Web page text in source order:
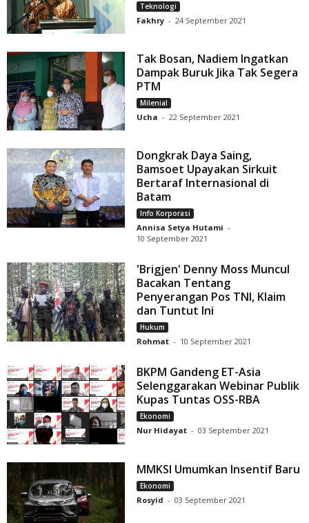
Teknologi
Fakhry - 24 September 2021
Tak Bosan, Nadiem Ingatkan
Dampak Buruk Jika Tak Segera
PTM
Milenial
Ucha - 22 September 2021
Dongkrak Daya Saing,
Bamsoet Upayakan Sirkuit
Bertaraf Internasional di
Batam
Info Korporasi
Annisa Setya Hutami -
10 September 2021
'Brigjen' Denny Moss Muncul
Bacakan Tentang
Penyerangan Pos TNI, Klaim
dan Tuntut Ini
Hukum
Rohmat - 10 September 2021
BKPM Gandeng ET-Asia
Selenggarakan Webinar Publik
Kupas Tuntas OSS-RBA
Ekonomi
Nur Hidayat - 03 September 2021
MMKSI Umumkan Insentif Baru
Ekonomi
Rosyid - 03 September 2021